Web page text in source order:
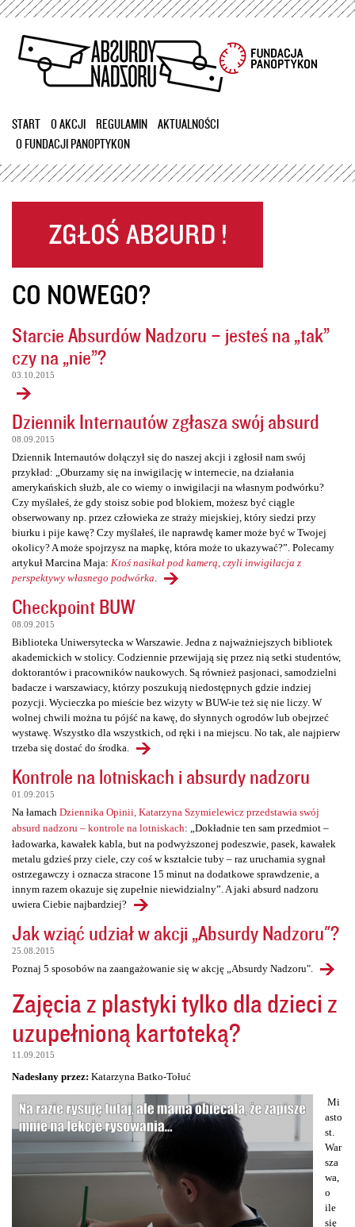
Przejdź
treści
START O AKCJI REGULAMIN
AKTUALNOŚCI
O FUNDACJI PANOPTYKON
CO NOWEGO?
Starcie Absurdów Nadzoru – jesteś na „tak”
czy na „nie”?
03.10.2015
Dziennik Internautów zgłasza swój absurd
08.09.2015
Dziennik Internautów dołączył się do naszej akcji i zgłosił nam swój
przykład: „Oburzamy się na inwigilację w internecie, na działania
amerykańskich służb, ale co wiemy o inwigilacji na własnym podwórku?
Czy myślałeś, że gdy stoisz sobie pod blokiem, możesz być ciągle
obserwowany np. przez człowieka ze straży miejskiej, który siedzi przy
biurku i pije kawę? Czy myślałeś, ile naprawdę kamer może być w Twojej
okolicy? A może spojrzysz na mapkę, która może to ukazywać?”. Polecamy
artykuł Marcina Maja: Ktoś nasikał pod kamerą, czyli inwigilacja z
perspektywy własnego podwórka
Checkpoint BUW
08.09.2015
Biblioteka Uniwersytecka w Warszawie. Jedna z najważniejszych bibliotek
akademickich w stolicy. Codziennie przewijają się przez nią setki studentów,
doktorantów i pracowników naukowych. Są również pasjonaci, samodzielni
badacze i warszawiacy, którzy poszukują niedostępnych gdzie indziej
pozycji. Wycieczka po mieście bez wizyty w BUW-ie też się nie liczy. W
wolnej chwili można tu pójść na kawę, do słynnych ogrodów lub obejrzeć
wystawę. Wszystko dla wszystkich, od ręki i na miejscu. No tak, ale najpierw
trzeba się dostać do środka.
Kontrole na lotniskach i absurdy nadzoru
01.09.2015
Na łamach Dziennika Opinii, Katarzyna Szymielewicz przedstawia swój
absurd nadzoru – kontrole na lotniskach: „Dokładnie ten sam przedmiot –
ładowarka, kawałek kabla, but na podwyższonej podeszwie, pasek, kawałek
metalu gdzieś przy ciele, czy coś w kształcie tuby – raz uruchamia sygnał
ostrzegawczy i oznacza stracone 15 minut na dodatkowe sprawdzenie, a
innym razem okazuje się zupełnie niewidzialny”. A jaki absurd nadzoru
uwiera Ciebie najbardziej?
Jak wziąć udział w akcji „Absurdy Nadzoru"?
25.08.2015
Poznaj 5 sposobów na zaangażowanie się w akcję „Absurdy Nadzoru".
Zajęcia z plastyki tylko dla dzieci z
uzupełnioną kartoteką?
11.09.2015
Nadesłany przez: Katarzyna Batko-Tołuć
Mi
asto
st.
War
sza
wa,
o
ile
się